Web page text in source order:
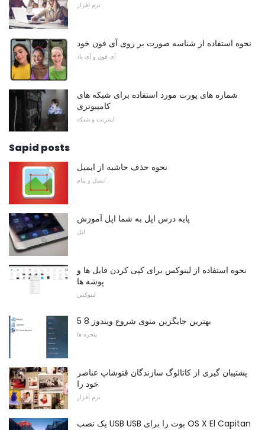
نرم افزار
نحوه استفاده از شناسه صورت بر روی آی فون خود
آی فون و آی پاد
شماره های پورت مورد استفاده برای شبکه های
کامپیوتری
اینترنت و شبکه
Sapid posts
نحوه حذف حاشیه از ایمیل
ایمیل و پیام
پایه درس اپل به شما اپل آموزش
اپل
نحوه استفاده از لینوکس برای کپی کردن فایل ها و
پوشه ها
لینوکس
5 بهترین جایگزین منوی شروع ویندوز 8
پنجره ها
پشتیبان گیری از کاتالوگ سازندگان فتوشاپ عناصر
خود را
نرم افزار
یک نصب USB USB بوت را برای OS X El Capitan